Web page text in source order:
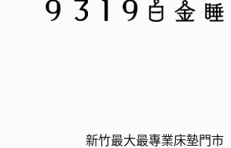
新竹最大最專業床墊門市